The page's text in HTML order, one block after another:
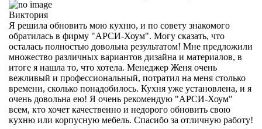
Виктория
Я решила обновить мою кухню, и по совету знакомого
обратилась в фирму "АРСИ-Хоум". Могу сказать, что
осталась полностью довольна результатом! Мне предложили
множество различных вариантов дизайна и материалов, в
итоге я нашла то, что хотела. Менеджер Женя очень
вежливый и профессиональный, потратил на меня столько
времени, сколько понадобилось. Кухня уже установлена, и я
очень довольна ею! Я очень рекомендую "АРСИ-Хоум"
всем, кто хочет качественно и недорого обновить свою
кухню или корпусную мебель. Спасибо за отличную работу!